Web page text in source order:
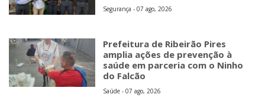
Segurança - 07 ago, 2026
Prefeitura de Ribeirão Pires
amplia ações de prevenção à
saúde em parceria com o Ninho
do Falcão
Saúde - 07 ago, 2026